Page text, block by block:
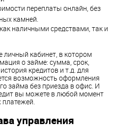
переплаты онлайн, без
камней.
наличными средствами, так и
личный кабинет, в котором
о займе: сумма, срок,
кредитов и т.д. для
возможность оформления
займа без приезда в офис. И
вы можете в любой момент
управления